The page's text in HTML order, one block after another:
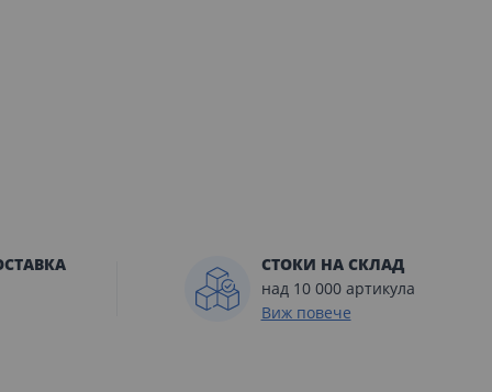
СТОКИ НА СКЛАД
над 10 000 артикула
Виж повече